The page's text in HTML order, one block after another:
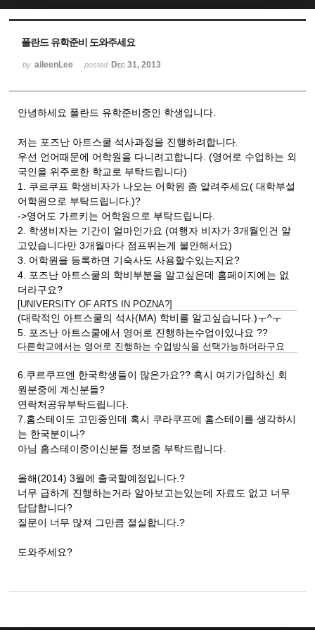
폴란드 유학준비 도와주세요
by aileenLee posted Dec 31, 2013
안녕하세요 폴란드 유학준비중인 학생입니다.
저는 포즈난 아트스쿨 석사과정을 진행하려합니다.
우선 언어때문에 어학원을 다니려고합니다. (영어로 수업하는 외
국인을 위주로한 학교로 부탁드립니다)
1. 쿠르쿠프 학생비자가 나오는 어학원 좀 알려주세요( 대학부설
어학원으로 부탁드립니다.)?
->영어도 가르키는 어학원으로 부탁드립니다.
2. 학생비자는 기간이 얼마인가요 (여행자 비자가 3개월인건 알
고있습니다만 3개월마다 점프뛰는게 불안해서요)
3. 어학원을 등록하면 기숙사도 사용할수있는지요?
4. 포즈난 아트스쿨의 학비부분을 알고싶은데 홈페이지에는 없
더라구요?
[UNIVERSITY OF ARTS IN POZNA?]
(대락적인 아트스쿨의 석사(MA) 학비를 알고싶습니다.)ㅜ^ㅜ
5. 포즈난 아트스쿨에서 영어로 진행하는수업이있나요 ??
다른학교에서는 영어로 진행하는 수업방식을 선택가능하더라구요
6.쿠르쿠프엔 한국학생들이 많은가요?? 혹시 여기가입하신 회
원분중에 계신분들?
연락처공유부탁드립니다.
7.홈스테이도 고민중인데 혹시 쿠라쿠프에 홈스테이를 생각하시
는 한국분이나?
아님 홈스테이중이신분들 정보줌 부탁드립니다.
올해(2014) 3월에 출국할예정입니다.?
너무 급하게 진행하는거라 알아보고는있는데 자료도 없고 너무
답답합니다?
질문이 너무 많져 그만큼 절실합니다.?
도와주세요?
Sketchbook5, 스케치북5